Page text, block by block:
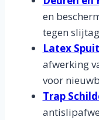
en
tegen
Latex
afwerking
voor
Trap